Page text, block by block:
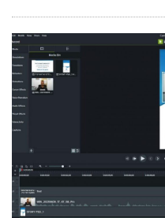
לקישורים